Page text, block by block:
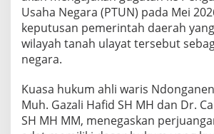
Usaha Negara (PTUN) pada Mei
keputusan pemerintah daerah
wilayah tanah ulayat tersebut
negara.
Kuasa hukum ahli waris
Muh. Gazali Hafid SH MH dan Dr.
SH MH MM, menegaskan